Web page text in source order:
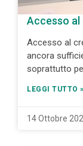
Accesso
Accesso al
ancora
soprattutto
LEGGI TUTTO »
14 Ottobre